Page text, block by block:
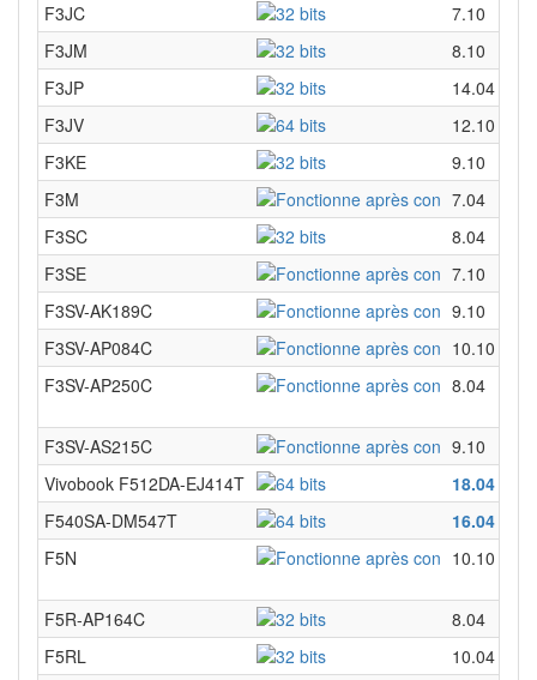
F3JC
7.10
F3JM
8.10
F3JP
14.04
F3JV
12.10
F3KE
9.10
F3M
7.04
F3SC
8.04
F3SE
7.10
F3SV-AK189C
9.10
F3SV-AP084C
10.10
F3SV-AP250C
8.04
F3SV-AS215C
9.10
Vivobook F512DA-EJ414T
18.04
F540SA-DM547T
16.04
F5N
10.10
F5R-AP164C
8.04
F5RL
10.04